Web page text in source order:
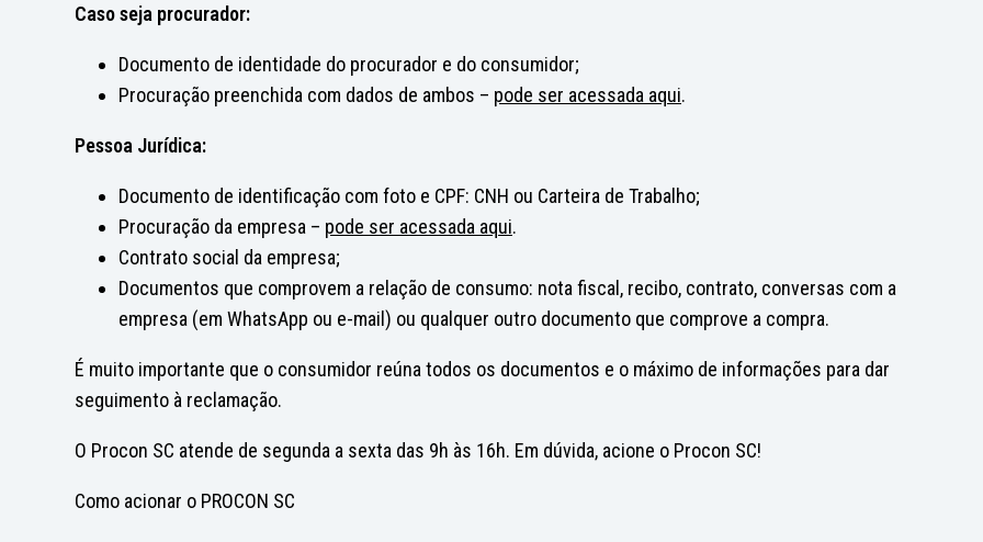
Caso seja procurador:
Documento de identidade do procurador e do consumidor;
Procuração preenchida com dados de ambos – pode ser acessada aqui.
Pessoa Jurídica:
Documento de identificação com foto e CPF: CNH ou Carteira de Trabalho;
Procuração da empresa – pode ser acessada aqui.
Contrato social da empresa;
Documentos que comprovem a relação de consumo: nota fiscal, recibo, contrato, conversas com a
empresa (em WhatsApp ou e-mail) ou qualquer outro documento que comprove a compra.
É muito importante que o consumidor reúna todos os documentos e o máximo de informações para dar
seguimento à reclamação.
O Procon SC atende de segunda a sexta das 9h às 16h. Em dúvida, acione o Procon SC!
Como acionar o PROCON SC